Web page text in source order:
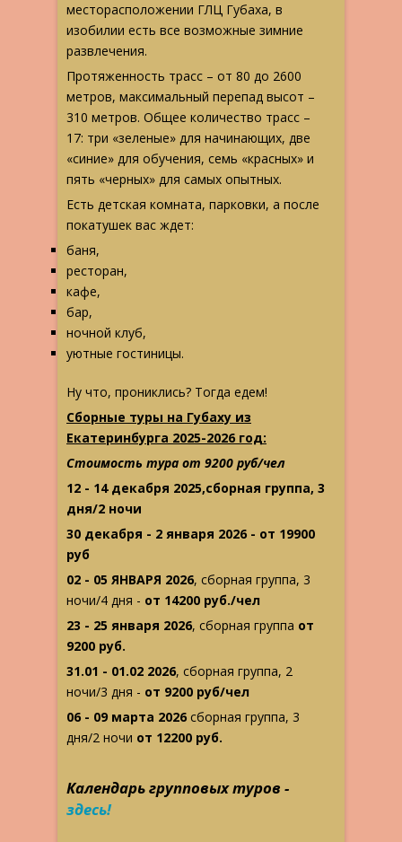
месторасположении ГЛЦ Губаха, в
изобилии есть все возможные зимние
развлечения.
Протяженность трасс – от 80 до 2600
метров, максимальный перепад высот –
310 метров. Общее количество трасс –
17: три «зеленые» для начинающих, две
«синие» для обучения, семь «красных» и
пять «черных» для самых опытных.
Есть детская комната, парковки, а после
покатушек вас ждет:
баня,
ресторан,
кафе,
бар,
ночной клуб,
уютные гостиницы.
Ну что, прониклись? Тогда едем!
Сборные туры на Губаху из
Екатеринбурга 2025-2026 год:
Стоимость тура от 9200 руб/чел
12 - 14 декабря 2025,сборная группа, 3
дня/2 ночи
30 декабря - 2 января 2026 - от 19900
руб
02 - 05 ЯНВАРЯ 2026, сборная группа, 3
ночи/4 дня - от 14200 руб./чел
23 - 25 января 2026, сборная группа от
9200 руб.
31.01 - 01.02 2026, сборная группа, 2
ночи/3 дня - от 9200 руб/чел
06 - 09 марта 2026 сборная группа, 3
дня/2 ночи от 12200 руб.
Календарь групповых туров -
здесь!